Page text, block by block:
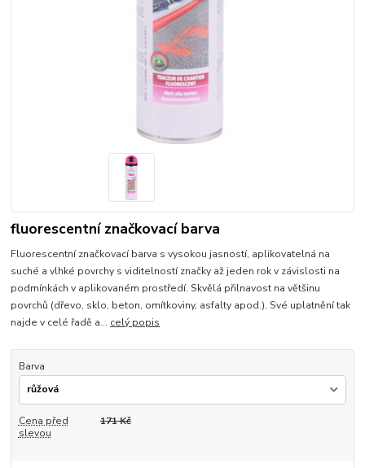
fluorescentní značkovací barva
Fluorescentní značkovací barva s vysokou jasností, aplikovatelná na
suché a vlhké povrchy s viditelností značky až jeden rok v závislosti na
podmínkách v aplikovaném prostředí. Skvělá přilnavost na většinu
povrchů (dřevo, sklo, beton, omítkoviny, asfalty apod.). Své uplatnění tak
najde v celé řadě a... celý popis
Barva
Cena před
slevou
171 Kč